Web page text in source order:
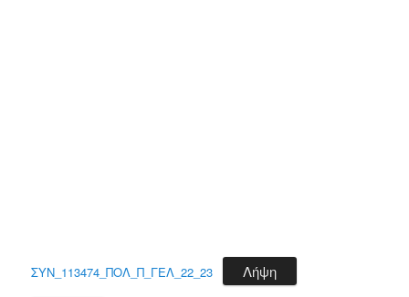
ΣΥΝ_113474_ΠΟΛ_Π_ΓΕΛ_22_23 Λήψη